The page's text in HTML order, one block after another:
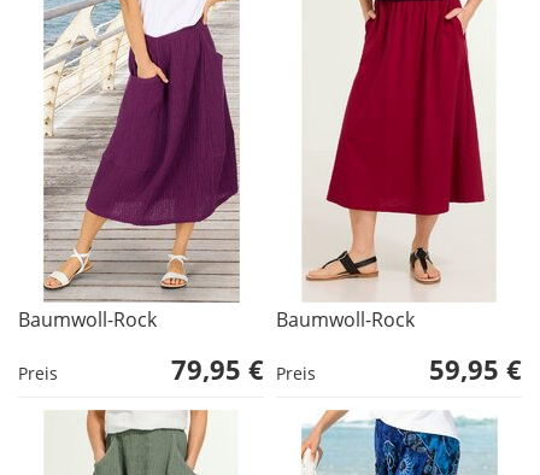
Baumwoll-Rock
Preis 79,95 €
Baumwoll-Rock
Preis 59,95 €